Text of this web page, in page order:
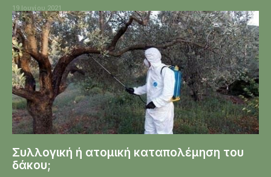
19 Ιουνίου 2021
Συλλογική ή ατομική καταπολέμηση του
δάκου;